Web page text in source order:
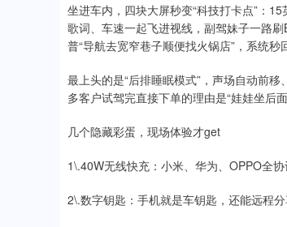
坐进车内，四块大屏秒变“科技打卡点”：
歌词、车速一起飞进视线，副驾妹子一路
普“导航去宽窄巷子顺便找火锅店”，系统秒
最上头的是“后排睡眠模式”，声场自动前
多客户试驾完直接下单的理由是“娃娃坐后
几个隐藏彩蛋，现场体验才get
1\.40W无线快充：小米、华为、OPPO全
2\.数字钥匙：手机就是车钥匙，还能远程